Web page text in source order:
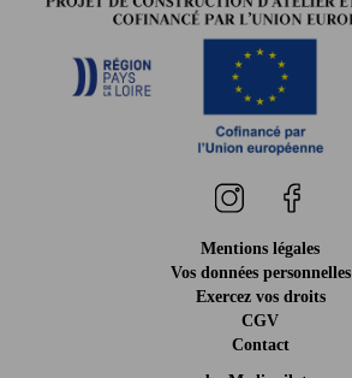
Mentions légales
Vos données personnelles
Exercez vos droits
CGV
Contact